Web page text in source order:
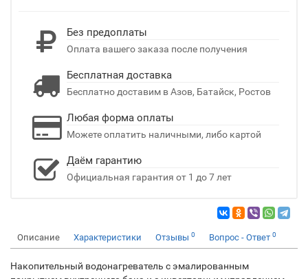
Без предоплаты
Оплата вашего заказа после получения
Бесплатная доставка
Бесплатно доставим в Азов, Батайск, Ростов
Любая форма оплаты
Можете оплатить наличными, либо картой
Даём гарантию
Официальная гарантия от 1 до 7 лет
Описание Характеристики Отзывы 0 Вопрос - Ответ 0
Накопительный водонагреватель с эмалированным